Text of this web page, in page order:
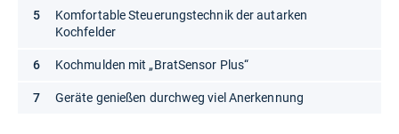
Komfortable Steuerungstechnik der autarken
Kochfelder
Kochmulden mit „BratSensor Plus“
Geräte genießen durchweg viel Anerkennung